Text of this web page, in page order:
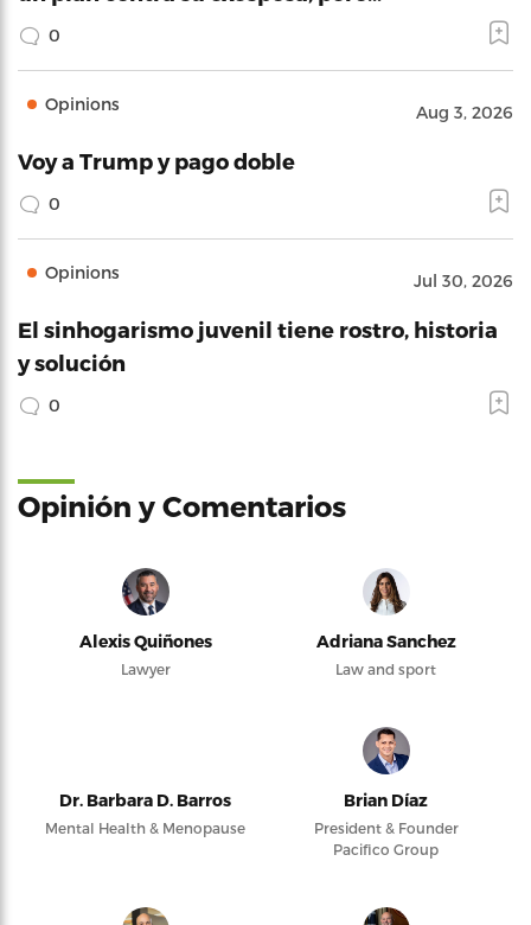
0
Opinions Aug 3, 2026
Voy a Trump y pago doble
0
Opinions Jul 30, 2026
El sinhogarismo juvenil tiene rostro, historia
y solución
0
Opinión y Comentarios
Alexis Quiñones
Lawyer
Adriana Sanchez
Law and sport
Dr. Barbara D. Barros
Mental Health & Menopause
Brian Díaz
President & Founder
Pacifico Group